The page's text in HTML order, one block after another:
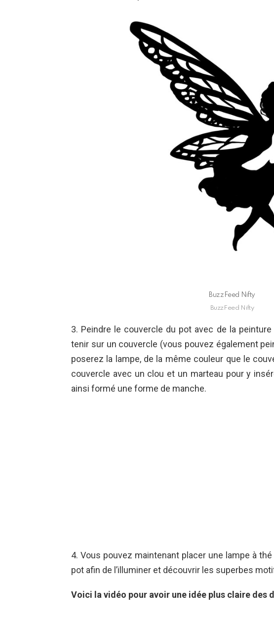
BuzzFeed Nifty
BuzzFeed Nifty
3. Peindre le couvercle du pot avec de la
tenir sur un couvercle (vous pouvez également
poserez la lampe, de la même couleur que le
couvercle avec un clou et un marteau pour y
ainsi formé une forme de manche.
4. Vous pouvez maintenant placer une lampe à
pot afin de l’illuminer et découvrir les superbes
Voici la vidéo pour avoir une idée plus claire des